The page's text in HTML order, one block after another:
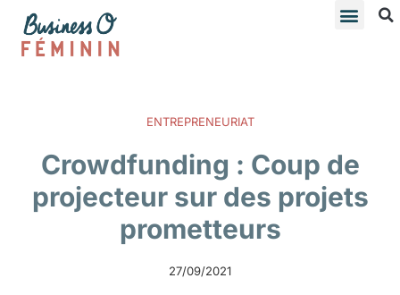
ENTREPRENEURIAT
Crowdfunding : Coup de
projecteur sur des projets
prometteurs
27/09/2021